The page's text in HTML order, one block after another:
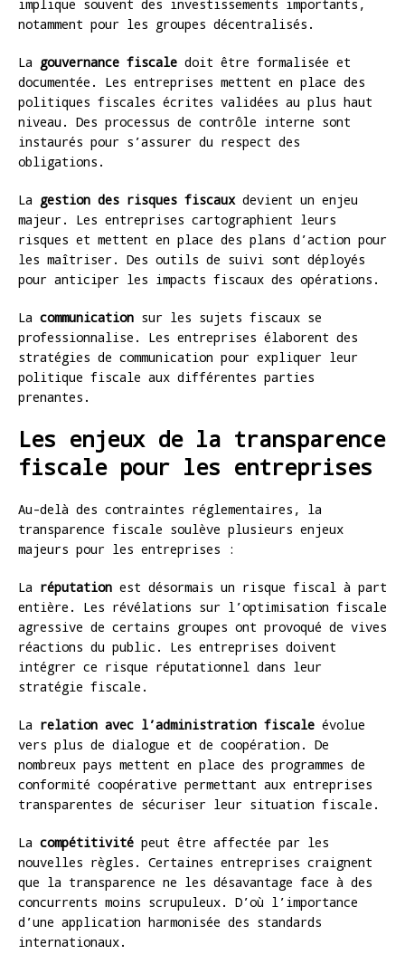
implique souvent des investissements importants,
notamment pour les groupes décentralisés.
La gouvernance fiscale doit être formalisée et
documentée. Les entreprises mettent en place des
politiques fiscales écrites validées au plus haut
niveau. Des processus de contrôle interne sont
instaurés pour s’assurer du respect des
obligations.
La gestion des risques fiscauxdevient un enjeu
majeur. Les entreprises cartographient leurs
risques et mettent en place des plans d’action pour
les maîtriser. Des outils de suivi sont déployés
pour anticiper les impacts fiscaux des opérations.
La communication sur les sujets fiscaux se
professionnalise. Les entreprises élaborent des
stratégies de communication pour expliquer leur
politique fiscale aux différentes parties
prenantes.
Les enjeux de la transparence
fiscale pour les entreprises
Au-delà des contraintes réglementaires, la
transparence fiscale soulève plusieurs enjeux
majeurs pour les entreprises :
La réputation est désormais un risque fiscal à part
entière. Les révélations sur l’optimisation fiscale
agressive de certains groupes ont provoqué de vives
réactions du public. Les entreprises doivent
intégrer ce risque réputationnel dans leur
stratégie fiscale.
La relation avec l’administration fiscale évolue
vers plus de dialogue et de coopération. De
nombreux pays mettent en place des programmes de
conformité coopérative permettant aux entreprises
transparentes de sécuriser leur situation fiscale.
La compétitivité peut être affectée par les
nouvelles règles. Certaines entreprises craignent
que la transparence ne les désavantage face à des
concurrents moins scrupuleux. D’où l’importance
d’une application harmonisée des standards
internationaux.